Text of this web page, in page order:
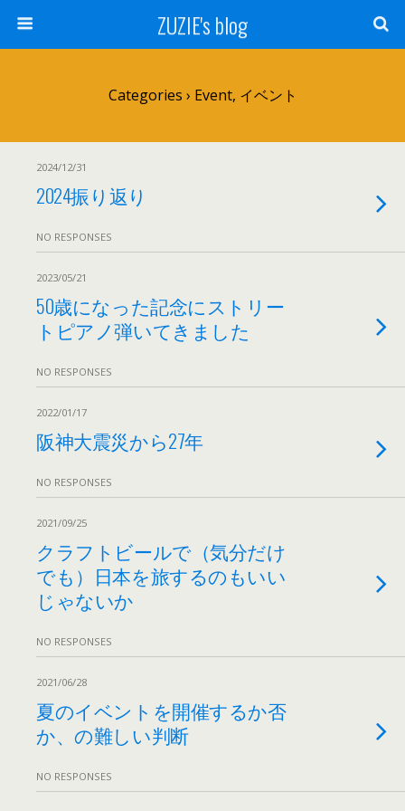
ZUZIE's blog
Categories › Event, イベント
2024/12/31
2024振り返り
NO RESPONSES
2023/05/21
50歳になった記念にストリー
トピアノ弾いてきました
NO RESPONSES
2022/01/17
阪神大震災から27年
NO RESPONSES
2021/09/25
クラフトビールで（気分だけ
でも）日本を旅するのもいい
じゃないか
NO RESPONSES
2021/06/28
夏のイベントを開催するか否
か、の難しい判断
NO RESPONSES